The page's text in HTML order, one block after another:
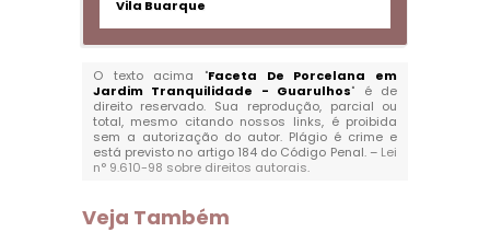
Vila Buarque
O texto acima "Faceta De Porcelana em
Jardim Tranquilidade - Guarulhos" é de
direito reservado. Sua reprodução, parcial ou
total, mesmo citando nossos links, é proibida
sem a autorização do autor. Plágio é crime e
está previsto no artigo 184 do Código Penal. – Lei
n° 9.610-98 sobre direitos autorais.
Veja Também